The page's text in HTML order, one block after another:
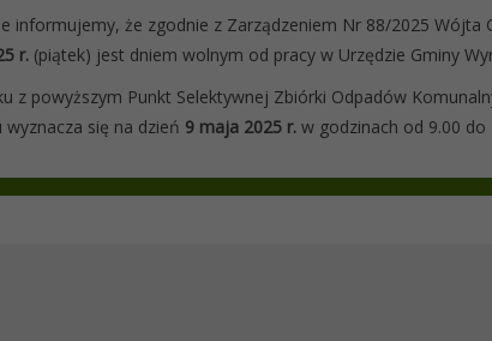
informujemy, że zgodnie z Zarządzeniem Nr 88/2025 Wójta
r. (piątek) jest dniem wolnym od pracy w Urzędzie Gminy
z powyższym Punkt Selektywnej Zbiórki Odpadów
wyznacza się na dzień 9 maja 2025 r. w godzinach od 9.00 do